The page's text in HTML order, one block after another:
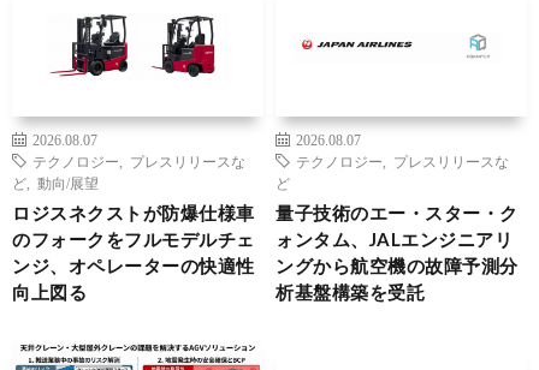
2026.08.07
テクノロジー
プレスリリースな
ど
動向/展望
ロジスネクストが防爆仕様車
のフォークをフルモデルチェ
ンジ、オペレーターの快適性
向上図る
2026.08.07
テクノロジー
プレスリリースな
ど
量子技術のエー・スター・ク
ォンタム、JALエンジニアリ
ングから航空機の故障予測分
析基盤構築を受託